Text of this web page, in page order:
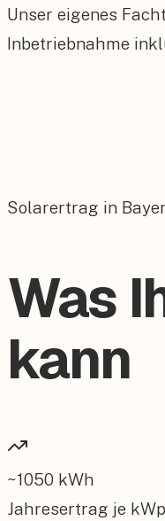
Unser eigenes
Inbetriebnahme
Solarertrag in
Was
kann
~1050 kWh
Jahresertrag je